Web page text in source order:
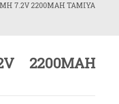
7.2V 2200MAH TAMIYA
2200MAH